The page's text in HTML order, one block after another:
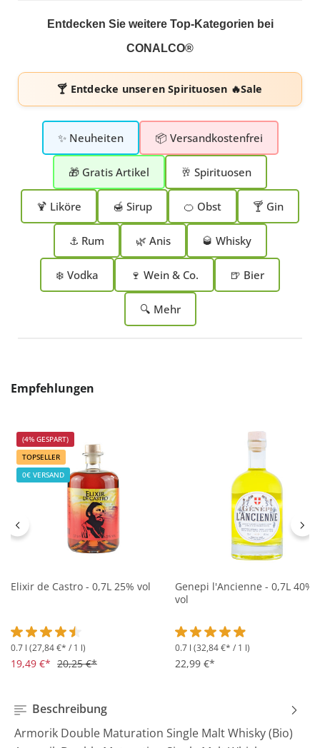
Entdecken Sie weitere Top-Kategorien bei
CONALCO®
🍸 Entdecke unserenSpirituosen 🔥Sale
✨ Neuheiten 📦 Versandkostenfrei
🎁 Gratis Artikel 🥂 Spirituosen
🍹 Liköre 🍯 Sirup 🍊 Obst 🍸 Gin
⚓ Rum 🌿 Anis 🥃 Whisky
❄️ Vodka 🍷 Wein & Co. 🍺 Bier
🔍 Mehr
Produktgalerie überspringen
Empfehlungen
(4% GESPART)
TOPSELLER
0€ VERSAND
Elixir de Castro - 0,7L 25% vol
Durchschnittliche Bewertung von 4.5 von 5 Sternen
0.7 l (27,84 €* / 1 l)
19,49 €* 20,25 €*
Genepi l'Ancienne - 0,7L 40%
vol
Durchschnittliche
0.7 l (32,84 €* / 1 l)
22,99 €*
Beschreibung
Armorik Double Maturation Single Malt Whisky (Bio)